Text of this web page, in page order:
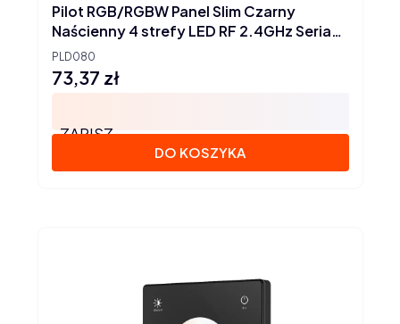
PLD080
Pilot RGB/RGBW Panel Slim Czarny
Naścienny 4 strefy LED RF 2.4GHz Seria
SD
Cena
73,37 zł
ZAPISZ
DO KOSZYKA